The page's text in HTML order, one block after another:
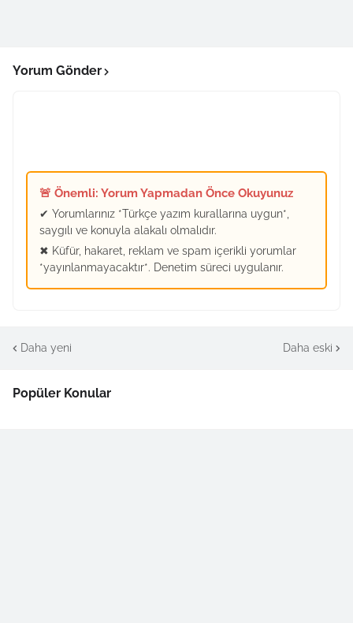
Yorum Gönder
🚨 Önemli: Yorum Yapmadan Önce Okuyunuz
✔ Yorumlarınız *Türkçe yazım kurallarına uygun*,
saygılı ve konuyla alakalı olmalıdır.
✖ Küfür, hakaret, reklam ve spam içerikli yorumlar
*yayınlanmayacaktır*. Denetim süreci uygulanır.
Daha yeni Daha eski
Popüler Konular